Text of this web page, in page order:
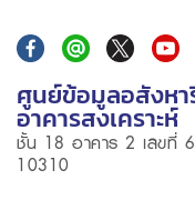
ศูนย์ข้อมูลอสังห
อาคารสงเคราะห์
ชั้น 18 อาคาร 2 เลขที่
10310